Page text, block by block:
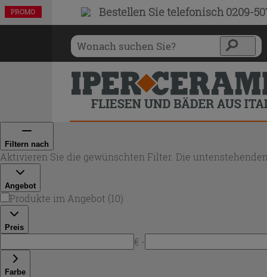
Bestellen Sietelefonisch 0209-
Filtern nach
Aktivieren Sie die gewünschten Filter. Die
Angebot
Produkte im Angebot (10)
Preis
€ -
Farbe
PROMO
PROMO
PROMO
PROMO
PROMO
PROMO
PROMO
PROMO
PROMO
PROMO